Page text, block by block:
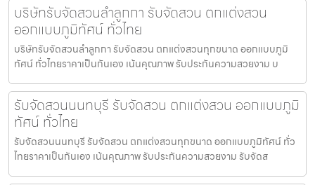
บริษัทรับจัดสวนลำลูกกา รับจัดสวน ตกแต่งสวน
ออกแบบภูมิทัศน์ ทั่วไทย
บริษัทรับจัดสวนลำลูกกา รับจัดสวน ตกแต่งสวนทุกขนาด ออกแบบภูมิ
ทัศน์ ทั่วไทยราคาเป็นกันเอง เน้นคุณภาพ รับประกันความสวยงาม บ
รับจัดสวนนนทบุรี รับจัดสวน ตกแต่งสวน ออกแบบภูมิ
ทัศน์ ทั่วไทย
รับจัดสวนนนทบุรี รับจัดสวน ตกแต่งสวนทุกขนาด ออกแบบภูมิทัศน์ ทั่ว
ไทยราคาเป็นกันเอง เน้นคุณภาพ รับประกันความสวยงาม รับจัดส